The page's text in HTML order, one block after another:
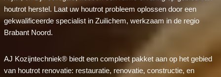
houtrot herstel. Laat uw houtrot probleem oplossen door een
gekwalificeerde specialist in Zuilichem, werkzaam in de regio
Brabant Noord.
AJ Kozijntechniek® biedt een compleet pakket aan op het gebied
van houtrot renovatie: restauratie, renovatie, constructie, en